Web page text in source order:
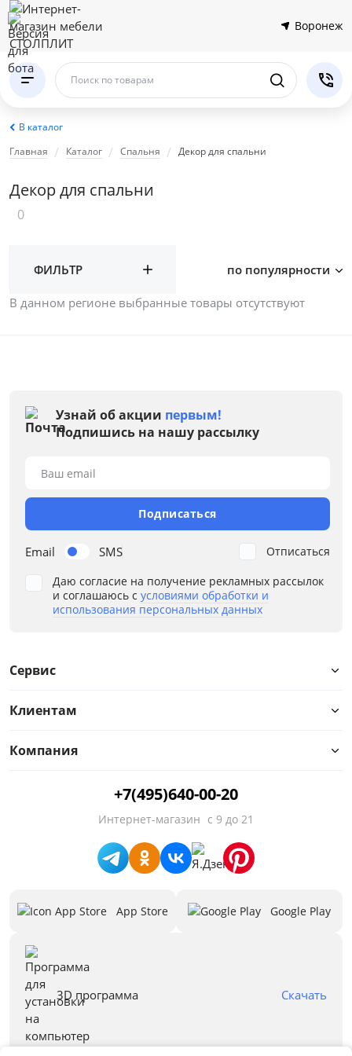
Воронеж
Поиск по товарам
В каталог
Главная
Каталог Спальня Декор для спальни
Декор для спальни
0
ФИЛЬТР
Бежевый
Синий
Серый
Все варианты
по популярности
В данном регионе выбранные товары отсутствуют
Узнай об акции первым!
Подпишись на нашу рассылку
Email SMS
Ваш email
Подписаться
Даю согласие на получение рекламных рассылок
и соглашаюсь с условиями обработки и
использования персональных данных
Отписаться
Сервис
Клиентам
Компания
+7(495)640-00-20
Интернет-магазин с 9 до 21
App Store Google Play
3D программа Скачать